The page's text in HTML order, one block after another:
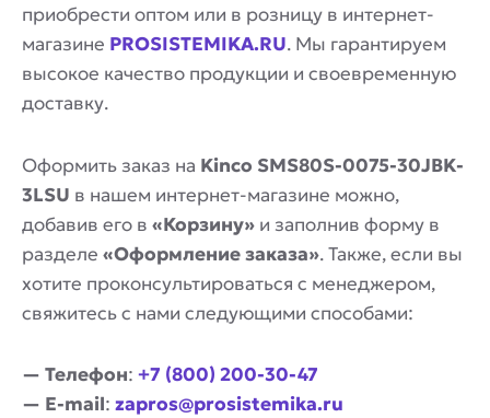
приобрести оптом или в розницу в интернет-
магазине PROSISTEMIKA.RU. Мы гарантируем
высокое качество продукции и своевременную
доставку.
Оформить заказ на Kinco SMS80S-0075-30JBK-
3LSU в нашем интернет-магазине можно,
добавив его в «Корзину» и заполнив форму в
разделе «Оформление заказа». Также, если вы
хотите проконсультироваться с менеджером,
свяжитесь с нами следующими способами:
— Телефон: +7 (800) 200-30-47
— E-mail: zapros@prosistemika.ru